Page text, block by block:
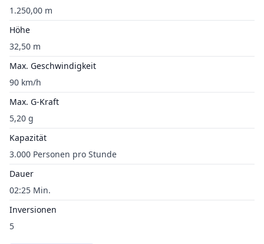
1.250,00 m
Höhe
32,50 m
Max. Geschwindigkeit
90 km/h
Max. G-Kraft
5,20 g
Kapazität
3.000 Personen pro Stunde
Dauer
02:25 Min.
Inversionen
5